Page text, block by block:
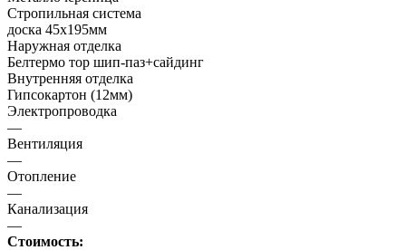
Стропильная система
доска 45х195мм
Наружная отделка
Белтермо тор шип-паз+сайдинг
Внутренняя отделка
Гипсокартон (12мм)
Электропроводка
—
Вентиляция
—
Отопление
—
Канализация
—
Стоимость: